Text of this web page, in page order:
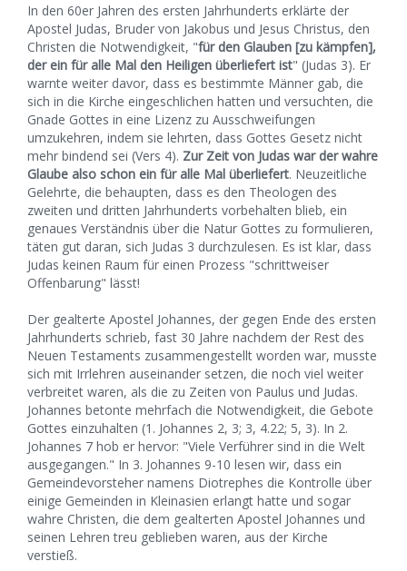
In den 60er Jahren des ersten Jahrhunderts erklärte der
Apostel Judas, Bruder von Jakobus und Jesus Christus, den
Christen die Notwendigkeit, "für den Glauben [zu kämpfen],
der ein für alle Mal den Heiligen überliefert ist" (Judas 3). Er
warnte weiter davor, dass es bestimmte Männer gab, die
sich in die Kirche eingeschlichen hatten und versuchten, die
Gnade Gottes in eine Lizenz zu Ausschweifungen
umzukehren, indem sie lehrten, dass Gottes Gesetz nicht
mehr bindend sei (Vers 4). Zur Zeit von Judas war der wahre
Glaube also schon ein für alle Mal überliefert. Neuzeitliche
Gelehrte, die behaupten, dass es den Theologen des
zweiten und dritten Jahrhunderts vorbehalten blieb, ein
genaues Verständnis über die Natur Gottes zu formulieren,
täten gut daran, sich Judas 3 durchzulesen. Es ist klar, dass
Judas keinen Raum für einen Prozess "schrittweiser
Offenbarung" lässt!
Der gealterte Apostel Johannes, der gegen Ende des ersten
Jahrhunderts schrieb, fast 30 Jahre nachdem der Rest des
Neuen Testaments zusammengestellt worden war, musste
sich mit Irrlehren auseinander setzen, die noch viel weiter
verbreitet waren, als die zu Zeiten von Paulus und Judas.
Johannes betonte mehrfach die Notwendigkeit, die Gebote
Gottes einzuhalten (1. Johannes 2, 3; 3, 4.22; 5, 3). In 2.
Johannes 7 hob er hervor: "Viele Verführer sind in die Welt
ausgegangen." In 3. Johannes 9-10 lesen wir, dass ein
Gemeindevorsteher namens Diotrephes die Kontrolle über
einige Gemeinden in Kleinasien erlangt hatte und sogar
wahre Christen, die dem gealterten Apostel Johannes und
seinen Lehren treu geblieben waren, aus der Kirche
verstieß.